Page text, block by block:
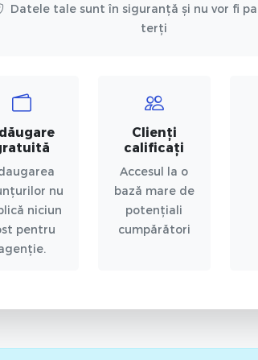
Datele tale sunt în siguranță și nu vor fi
terți
nu
niciun
pentru
Clienți
calificați
Accesul la o
bază mare de
potențiali
cumpărători